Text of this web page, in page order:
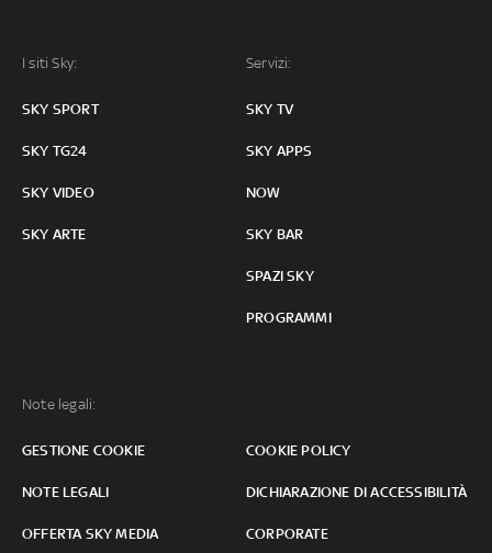
I siti Sky:
SKY SPORT
SKY TG24
SKY VIDEO
SKY ARTE
Servizi:
SKY TV
SKY APPS
NOW
SKY BAR
SPAZI SKY
PROGRAMMI
Note legali:
GESTIONE COOKIE COOKIE POLICY
NOTE LEGALI DICHIARAZIONE DI ACCESSIBILITÀ
OFFERTA SKY MEDIA CORPORATE